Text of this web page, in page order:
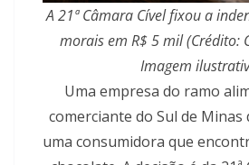
A 21ª Câmara Cível fixou a
morais em R$ 5 mil (Crédito:
Imagem
Uma empresa do ramo
comerciante do Sul de Minas
uma consumidora que